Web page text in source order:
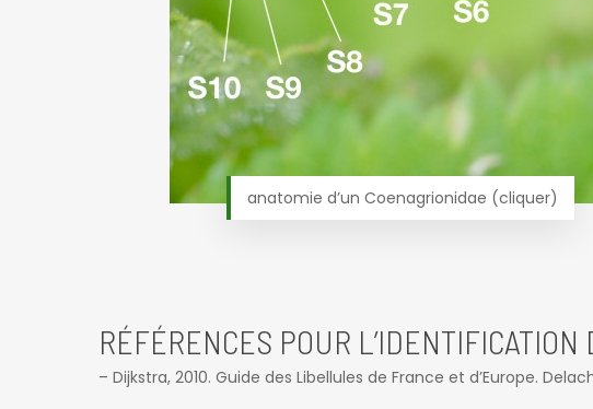
anatomie d’un Coenagrionidae (cliquer)
RÉFÉRENCES POUR L’IDENTIFICATION
– Dijkstra, 2010. Guide des Libellules de France et d’Europe.